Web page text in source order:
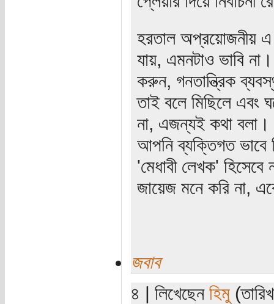
হরতাল অপ্রয়োজনীয় এ
যায়, এমনটাও ভাবি
করুন, গনতান্ত্রিক
তাই বলে মিছিলে এবং
না, এজন্যই কথা বলা।
আপনি ব্যক্তিগত ভাবে
‌'মেধাবী লেখক'
জায়েজ মনে করি না,
জবাব
৪ | লিখেছেন হিমু